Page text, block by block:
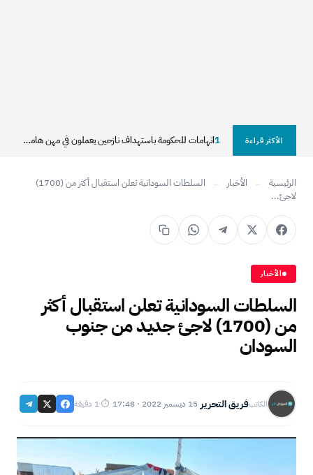
الأكثر قراءة 1 اتهامات للحكومة باستهداف نازحين يعملون في مهن هامشية بالأبيض
الرئيسية ← الأخبار ←
السلطات السودانية تعلن استقبال أكثر من (1700)
لاجئ...
الأخبار
السلطات السودانية تعلن استقبال أكثر
من (1700) لاجئ جديد من جنوب
السودان
الكاتبفريق التحرير·15 ديسمبر 2022 · 17:48 ·⏱ 1 دقيقة